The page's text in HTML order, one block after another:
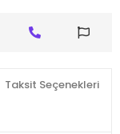
Taksit Seçenekleri